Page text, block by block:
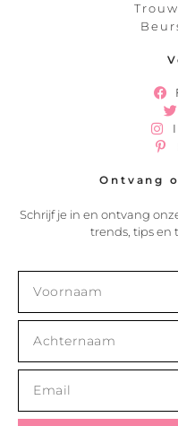
Ontvang
Schrijf je in en ontvang
trends, tips en